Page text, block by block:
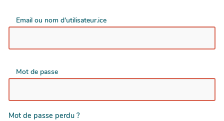
Email ou nom d'utilisateur.ice
Mot de passe
Mot de passe perdu ?